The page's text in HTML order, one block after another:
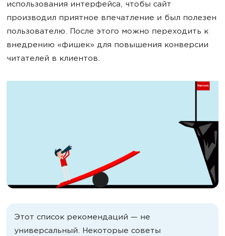
использования интерфейса, чтобы сайт
производил приятное впечатление и был полезен
пользователю. После этого можно переходить к
внедрению «фишек» для повышения конверсии
читателей в клиентов.
Этот список рекомендаций — не
универсальный. Некоторые советы